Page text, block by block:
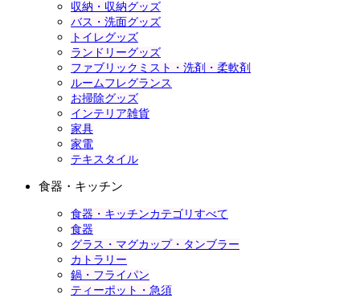
収納・収納グッズ
バス・洗面グッズ
トイレグッズ
ランドリーグッズ
ファブリックミスト・洗剤・柔軟剤
ルームフレグランス
お掃除グッズ
インテリア雑貨
家具
家電
テキスタイル
食器・キッチン
食器・キッチンカテゴリすべて
食器
グラス・マグカップ・タンブラー
カトラリー
鍋・フライパン
ティーポット・急須